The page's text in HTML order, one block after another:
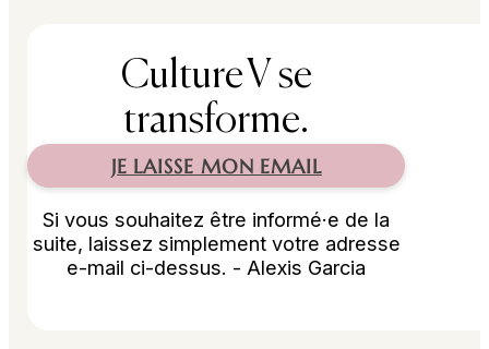
Culture V se
transforme.
JE LAISSE MON EMAIL
Si vous souhaitez être informé·e de la
suite, laissez simplement votre adresse
e-mail ci-dessus. - Alexis Garcia